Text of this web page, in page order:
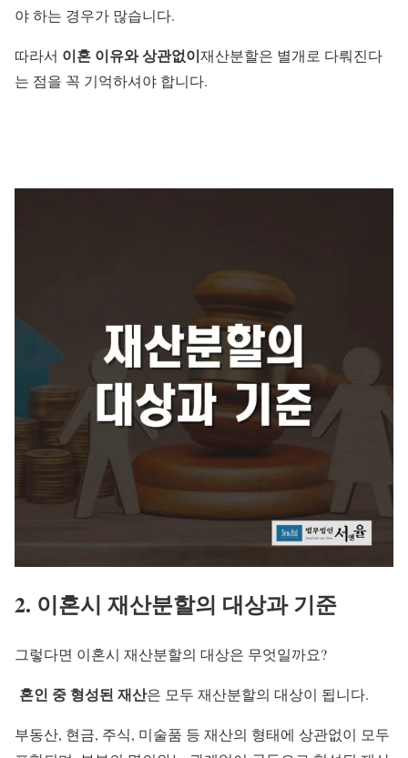
야 하는 경우가 많습니다.
따라서 이혼 이유와 상관없이재산분할은 별개로 다뤄진다
는 점을 꼭 기억하셔야 합니다.
2. 이혼시 재산분할의 대상과 기준
그렇다면 이혼시 재산분할의 대상은 무엇일까요?
혼인 중 형성된 재산은 모두 재산분할의 대상이 됩니다.
부동산, 현금, 주식, 미술품 등 재산의 형태에 상관없이 모두